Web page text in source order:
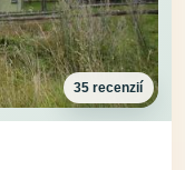
35 recenzií